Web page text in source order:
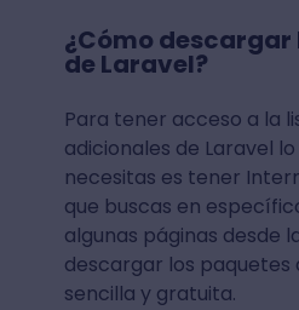
¿Cómo descargar
de Laravel?
Para tener acceso a la
adicionales de Laravel
necesitas es tener
que buscas en
algunas páginas desde
descargar los paquetes
sencilla y gratuita.